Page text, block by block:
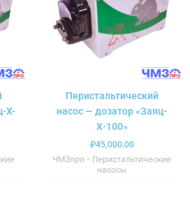
X-
Перистальтический
насос — дозатор «Заяц-
Х-100»
₽45,000.00
ЧМЗпро - Перистальтические
насосы